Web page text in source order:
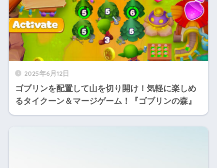
2025年6月12日
ゴブリンを配置して山を切り開け！気軽に楽しめ
るタイクーン＆マージゲーム！『ゴブリンの森』